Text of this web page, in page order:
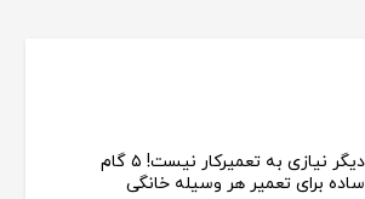
دیگر نیازی به تعمیرکار نیست! ۵ گام
ساده برای تعمیر هر وسیله خانگی